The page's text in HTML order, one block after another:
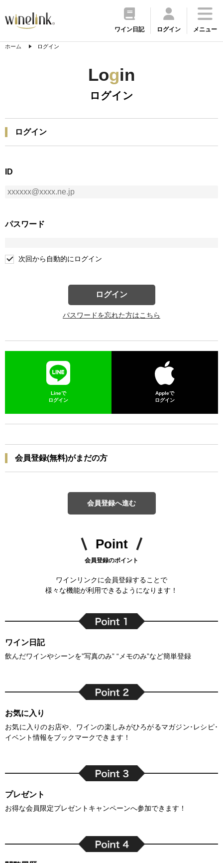
ワイン日記 ログイン メニュー
ホーム ログイン
Login
ログイン
ログイン
ID
パスワード
次回から自動的にログイン
ログイン
パスワードを忘れた方はこちら
Lineで
ログイン
Appleで
ログイン
会員登録(無料)がまだの方
会員登録へ進む
Point
会員登録のポイント
ワインリンクに会員登録することで
様々な機能が利用できるようになります！
ワイン日記
飲んだワインやシーンを”写真のみ” “メモのみ”など簡単登録
お気に入り
お気に入りのお店や、ワインの楽しみがひろがるマガジン･レシピ･
イベント情報をブックマークできます！
プレゼント
お得な会員限定プレゼントキャンペーンへ参加できます！